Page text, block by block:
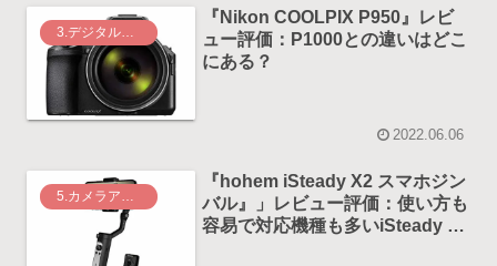
3.デジタルカメラ
『Nikon COOLPIX P950』レビ
ュー評価：P1000との違いはどこ
にある？
2022.06.06
『hohem iSteady X2 スマホジン
バル』」レビュー評価：使い方も
容易で対応機種も多いiSteady X